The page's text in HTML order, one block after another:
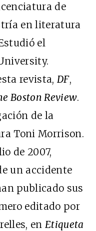
de
en literatura
el
revista, DF,
Boston Review.
de la
Toni Morrison.
de 2007,
un accidente
publicado sus
editado por
en Etiqueta